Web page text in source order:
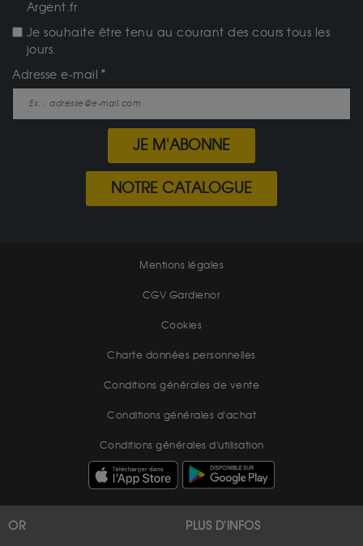
Argent.fr
Je souhaite être tenu au courant des cours tous les
jours.
Adresse e-mail
JE M'ABONNE
NOTRE CATALOGUE
Mentions légales
CGV Gardienor
Cookies
Charte données personnelles
Conditions générales de vente
Conditions générales d'achat
Conditions générales d'utilisation
OR PLUS D'INFOS